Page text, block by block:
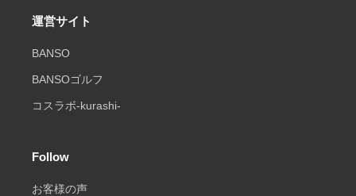
運営サイト
BANSO
BANSOゴルフ
コスラボ-kurashi-
Follow
お客様の声